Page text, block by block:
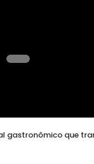
São Paulo em vitrine global da